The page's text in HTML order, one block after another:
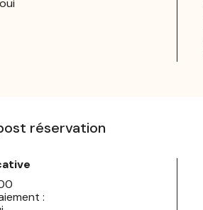
réservation
: